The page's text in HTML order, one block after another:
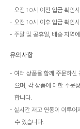
오전 10시 이전 입금 확인
오전 10시 이후 입금 확인
주말 및 공휴일, 배송 지역
유의사항
여러 상품을 함께 주문하신
으며, 각 상품에 대한 주문
합니다.
실시간 재고 연동이 이루어
수 있습니다.